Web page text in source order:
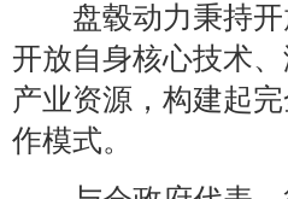
盘毂动力秉持开
开放自身核心技术
产业资源，构建起
作模式。